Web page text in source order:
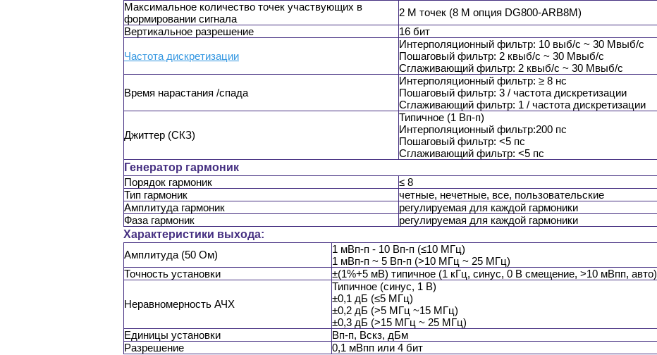
Максимальное количество точек участвующих в
формировании сигнала
2 М точек (8 М опция DG800-ARB8M)
Вертикальное разрешение
16 бит
Частота дискретизации
Интерполяционный фильтр: 10 выб/с ~ 30 Мвыб/с
Пошаговый фильтр: 2 квыб/с ~ 30 Мвыб/с
Сглаживающий фильтр: 2 квыб/с ~ 30 Мвыб/с
Время нарастания /спада
Интерполяционный фильтр: ≥ 8 нс
Пошаговый фильтр: 3 / частота дискретизации
Сглаживающий фильтр: 1 / частота дискретизации
Джиттер (СКЗ)
Типичное (1 Вп-п)
Интерполяционный фильтр:200 пс
Пошаговый фильтр: <5 пс
Cглаживающий фильтр: <5 пс
Генератор гармоник
Порядок гармоник
≤ 8
Тип гармоник
четные, нечетные, все, пользовательские
Амплитуда гармоник
регулируемая для каждой гармоники
Фаза гармоник
регулируемая для каждой гармоники
Характеристики выхода:
Амплитуда (50 Ом)
1 мВп-п - 10 Вп-п (≤10 МГц)
1 мВп-п ~ 5 Вп-п (>10 МГц ~ 25 МГц)
Точность установки
±(1%+5 мВ) типичное (1 кГц, синус, 0 В смещение, >10 мВпп, авто)
Неравномерность АЧХ
Типичное (синус, 1 В)
±0,1 дБ (≤5 МГц)
±0,2 дБ (>5 МГц ~15 МГц)
±0,3 дБ (>15 МГц ~ 25 МГц)
Единицы установки
Вп-п, Вскз, дБм
Разрешение
0,1 мВпп или 4 бит